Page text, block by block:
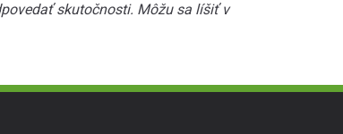
skutočnosti. Môžu sa líšiť v